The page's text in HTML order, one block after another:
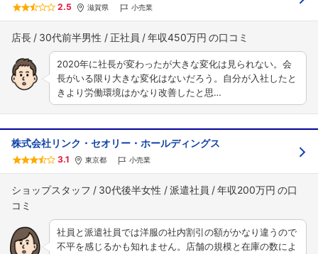
2.5 滋賀県 小売業
店長 30代前半男性 正社員 年収450万円
2020年に社長が変わったが大きな変化は見られない。会
長がいる限り大きな変化はないだろう。自分が入社したと
きより労働環境はかなり改善したと思…
株式会社リンク・セオリー・ホールディングス
3.1 東京都 小売業
ショップスタッフ 30代後半女性 派遣社員 年収200万円
社員と派遣社員では洋服の社内割引の額がかなり違うので
不平を感じるかも知れません。店舗の規模と在庫の数によ